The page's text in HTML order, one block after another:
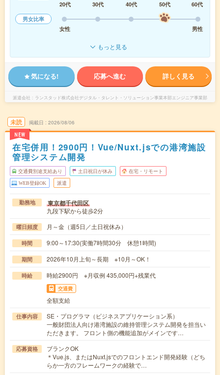
20代
30代 40代 50代
60代
男女比率
女性
男性
もっと見る
気になる! 応募へ進む 詳しく見る
派遣会社 ランスタッド株式会社デジタル・タレント・ソリューション事業本部エンジニア事業部
未読
NEW
掲載日 2026/08/06
在宅併用！2900円！Vue/Nuxt.jsでの港湾施設
管理システム開発
交通費別途支給あり 土日祝日が休み 在宅・リモート
WEB登録OK 派遣
勤務地 東京都千代田区
九段下駅から徒歩2分
曜日頻度 月～金（週5日／土日祝休み）
時間 9:00～17:30(実働7時間30分 休憩1時間)
期間 2026年10月上旬～長期 ※10月～OK！
時給 時給2900円 ※月収例 435,000円+残業代
交通費
全額支給
仕事内容
SE・プログラマ（ビジネスアプリケーション系）
一般財団法人向け港湾施設の維持管理システム開発を担当い
ただきます。 フロント側の機能追加がメインです…
応募資格
ブランクOK
＊Vue.js、またはNuxt.jsでのフロントエンド開発経験（どち
らか一方のフレームワークの経験で…